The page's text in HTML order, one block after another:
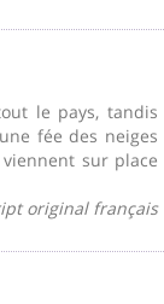
le pays, tandis
fée des neiges
sur place
original français